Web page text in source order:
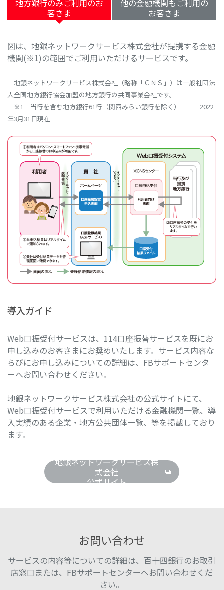
地方銀行のみご利用のお
客さま
他の金融機関もご利用の
お客さま
図は、地銀ネットワークサービス株式会社が提携する金融
機関(※1)の範囲でご利用いただけるサービスです。
地銀ネットワークサービス株式会社（略称「ＣＮＳ」）は一般社団法
人全国地方銀行協会加盟の地方銀行の共同事業会社です。
※1 当行を含む地方銀行61行（関西みらい銀行を除く） 2022
年3月31日現在
導入ガイド
Web口振受付サービスは、114口座振替サービスを既にお
申し込みのお客さまにお奨めいたします。サービス内容な
らびにお申し込みについての詳細は、FBサポートセンタ
ーへお問い合わせください。
地銀ネットワークサービス株式会社の公式サイトにて、
Web口振受付サービスで利用いただける金融機関一覧、導
入実績のある企業・地方公共団体一覧、等を掲載しており
ます。
地銀ネットワークサービス株
式会社
公式サイト
お問い合わせ
サービスの内容等についての詳細は、百十四銀行のお取引
店窓口または、FBサポートセンターへお問い合わせくだ
さい。